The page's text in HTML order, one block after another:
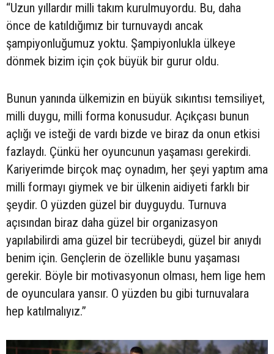
“Uzun yıllardır milli takım kurulmuyordu. Bu, daha
önce de katıldığımız bir turnuvaydı ancak
şampiyonluğumuz yoktu. Şampiyonlukla ülkeye
dönmek bizim için çok büyük bir gurur oldu.
Bunun yanında ülkemizin en büyük sıkıntısı temsiliyet,
milli duygu, milli forma konusudur. Açıkçası bunun
açlığı ve isteği de vardı bizde ve biraz da onun etkisi
fazlaydı. Çünkü her oyuncunun yaşaması gerekirdi.
Kariyerimde birçok maç oynadım, her şeyi yaptım ama
milli formayı giymek ve bir ülkenin aidiyeti farklı bir
şeydir. O yüzden güzel bir duyguydu. Turnuva
açısından biraz daha güzel bir organizasyon
yapılabilirdi ama güzel bir tecrübeydi, güzel bir anıydı
benim için. Gençlerin de özellikle bunu yaşaması
gerekir. Böyle bir motivasyonun olması, hem lige hem
de oyunculara yansır. O yüzden bu gibi turnuvalara
hep katılmalıyız.”